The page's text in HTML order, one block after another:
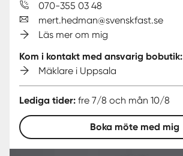
070-355 03 48
mert.hedman@svenskfast.se
Läs mer om mig
Kom i kontakt med ansvarig bobutik:
Mäklare i Uppsala
Lediga tider: fre 7/8 och mån 10/8
Boka möte med mig